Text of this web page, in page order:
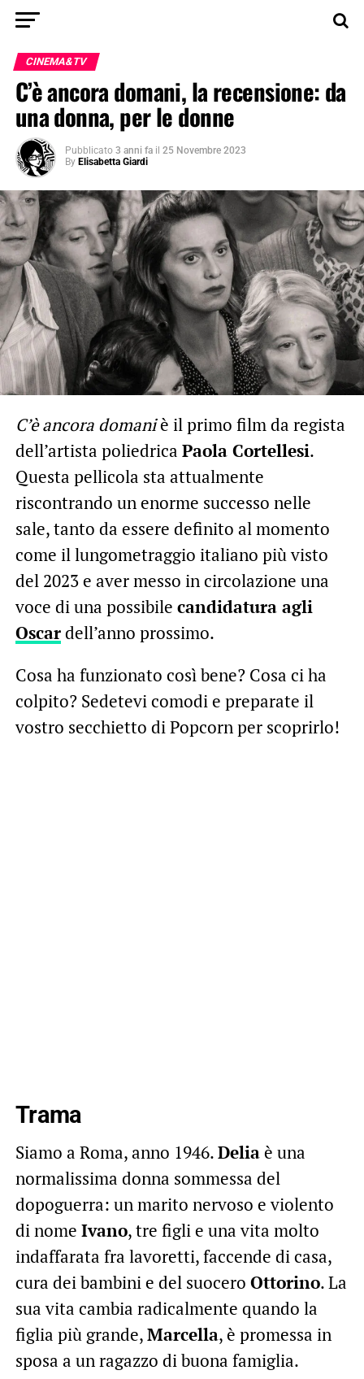
CINEMA&TV
C’è ancora domani, la recensione: da
una donna, per le donne
Pubblicato 3 anni fa il 25 Novembre 2023
By Elisabetta Giardi
C’è ancora domaniè il primo film da regista
dell’artista poliedrica Paola Cortellesi.
Questa pellicola sta attualmente
riscontrando un enorme successo nelle
sale, tanto da essere definito al momento
come il lungometraggio italiano più visto
del 2023 e aver messo in circolazione una
voce di una possibile candidatura agli
Oscardell’anno prossimo.
Cosa ha funzionato così bene? Cosa ci ha
colpito? Sedetevi comodi e preparate il
vostro secchietto di Popcorn per scoprirlo!
Trama
Siamo a Roma, anno 1946.Deliaè una
normalissima donna sommessa del
dopoguerra: un marito nervoso e violento
di nome Ivano, tre figli e una vita molto
indaffarata fra lavoretti, faccende di casa,
cura dei bambini e del suocero Ottorino. La
sua vita cambia radicalmente quando la
figlia più grande,Marcella, è promessa in
sposa a un ragazzo di buona famiglia.